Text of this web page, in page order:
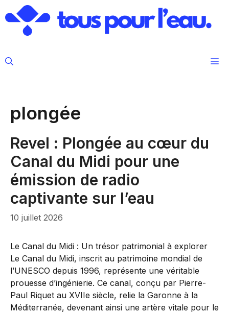
au
contenu
plongée
Revel : Plongée au cœur du
Canal du Midi pour une
émission de radio
captivante sur l’eau
10 juillet 2026
Le Canal du Midi : Un trésor patrimonial à explorer
Le Canal du Midi, inscrit au patrimoine mondial de
l’UNESCO depuis 1996, représente une véritable
prouesse d’ingénierie. Ce canal, conçu par Pierre-
Paul Riquet au XVIIe siècle, relie la Garonne à la
Méditerranée, devenant ainsi une artère vitale pour le